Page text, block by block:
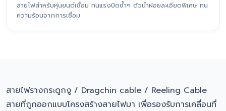
สายไฟสำหรับหุ่นยนต์เชื่อม ทนแรงบิดซ้ำๆ ตัวนำฝอยละเอียดพิเศษ ทน
ความร้อนจากการเชื่อม
สายไฟรางกระดูกงู / Dragchin cable / Reeling Cable
สายที่ถูกออกแบบโครงสร้างสายไฟมา เพื่อรองรับการเคลื่อนที่